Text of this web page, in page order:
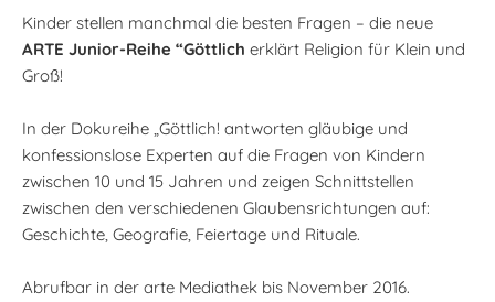
Kinder stellen manchmal die besten Fragen – die neue
ARTE Junior-Reihe “Göttlich erklärt Religion für Klein und
Groß!
In der Dokureihe „Göttlich! antworten gläubige und
konfessionslose Experten auf die Fragen von Kindern
zwischen 10 und 15 Jahren und zeigen Schnittstellen
zwischen den verschiedenen Glaubensrichtungen auf:
Geschichte, Geografie, Feiertage und Rituale.
Abrufbar in der arte Mediathek bis November 2016.